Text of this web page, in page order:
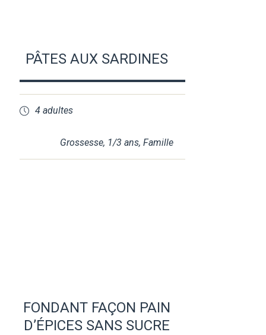
PÂTES AUX SARDINES
4 adultes
Grossesse, 1/3 ans,Famille
FONDANT FAÇON PAIN
D’ÉPICES SANS SUCRE